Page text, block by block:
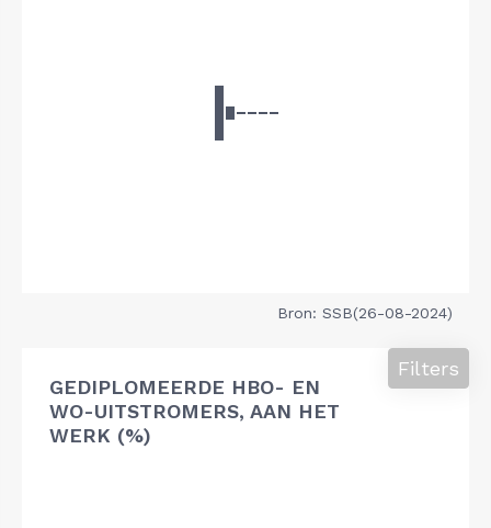
Bron: SSB(26-08-2024)
GEDIPLOMEERDE HBO- EN
WO-UITSTROMERS, AAN HET
WERK (%)
Filters